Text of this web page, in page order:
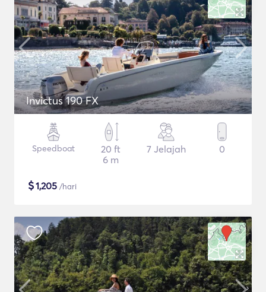
Invictus 190 FX
Speedboat
20 ft
6 m
7 Jelajah 0
$1,205 /hari